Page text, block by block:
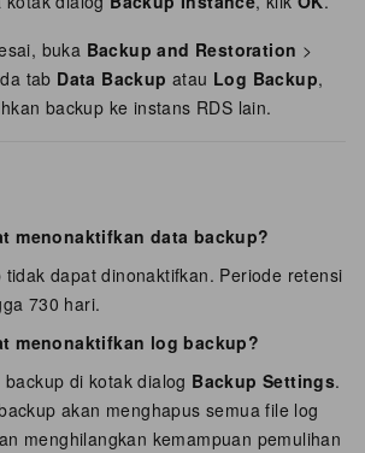
buka Backup and Restoration >
tab Data Backup atau Log Backup,
backup ke instans RDS lain.
menonaktifkan data backup?
dapat dinonaktifkan. Periode retensi
730 hari.
menonaktifkan log backup?
di kotak dialog Backup Settings.
akan menghapus semua file log
menghilangkan kemampuan pemulihan